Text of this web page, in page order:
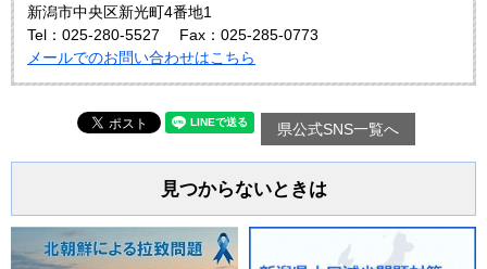
新潟市中央区新光町4番地1
Tel：025-280-5527
Fax：025-285-0773
メールでのお問い合わせはこちら
県公式SNS一覧へ
見つからないときは